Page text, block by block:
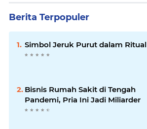
Berita Terpopuler
Simbol Jeruk Purut dalam Ritual
Bisnis Rumah Sakit di Tengah
Pandemi, Pria Ini Jadi Miliarder